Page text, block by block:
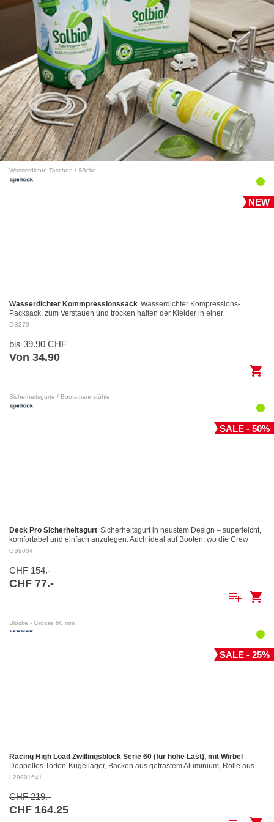
Wasserdichte Taschen / Säcke
NEW
Wasserdichter Kommpressionssack Wasserdichter Kompressions-
Packsack, zum Verstauen und trocken halten der Kleider in einer
Reisetasche. Leicht und universell einsetzbar mi…
OS270
bis 39.90 CHF
Von 34.90
shopping_cart
Sicherheitsgurte / Bootsmannstühle
SALE - 50%
Deck Pro Sicherheitsgurt Sicherheitsgurt in neustem Design – superleicht,
komfortabel und einfach anzulegen. Auch ideal auf Booten, wo die Crew
dauernd angeklinkt ist.…
OS9004
CHF 154.-
CHF 77.-
playlist_add shopping_cart
Blöcke - Grösse 60 mm
SALE - 25%
Racing High Load Zwillingsblock Serie 60 (für hohe Last), mit Wirbel
Doppeltes Torlon-Kugellager, Backen aus gefrästem Aluminium, Rolle aus
gefrästem Aluminium Ø 60 mm. Aluminiumrollen: ø 60 mm Für Tau bis: ø 12
L29901641
CHF 219.-
CHF 164.25